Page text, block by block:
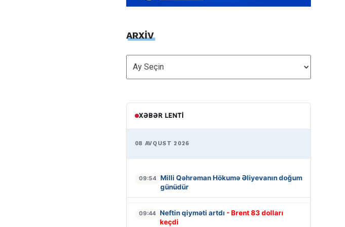
ARXİV
ARXİV
XƏBƏR LENTI
08 AVQUST 2026
09:54 Milli Qəhrəman Hökumə Əliyevanın doğum
günüdür
09:44 Neftin qiyməti artdı - Brent 83 dolları
keçdi